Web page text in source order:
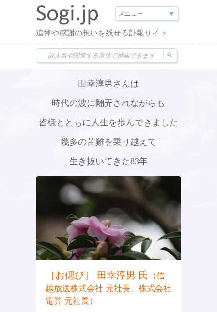
追悼や感謝の想いを残せる訃報サイト
田幸淳男さんは
時代の波に翻弄されながらも
皆様とともに人生を歩んできました
幾多の苦難を乗り越えて
生き抜いてきた83年
［お偲び］ 田幸淳男 氏
（信
越放送株式会社 元社長、株式会社
電算 元社長）